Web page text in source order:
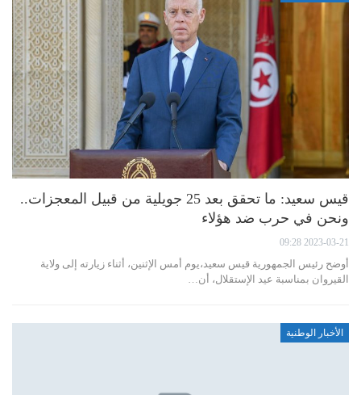
قيس سعيد: ما تحقق بعد 25 جويلية من قبيل المعجزات..
ونحن في حرب ضد هؤلاء
2023-03-21 09:28
أوضح رئيس الجمهورية قيس سعيد،يوم أمس الإثنين، أثناء زيارته إلى ولاية
القيروان بمناسبة عيد الإستقلال، أن…
الأخبار الوطنية